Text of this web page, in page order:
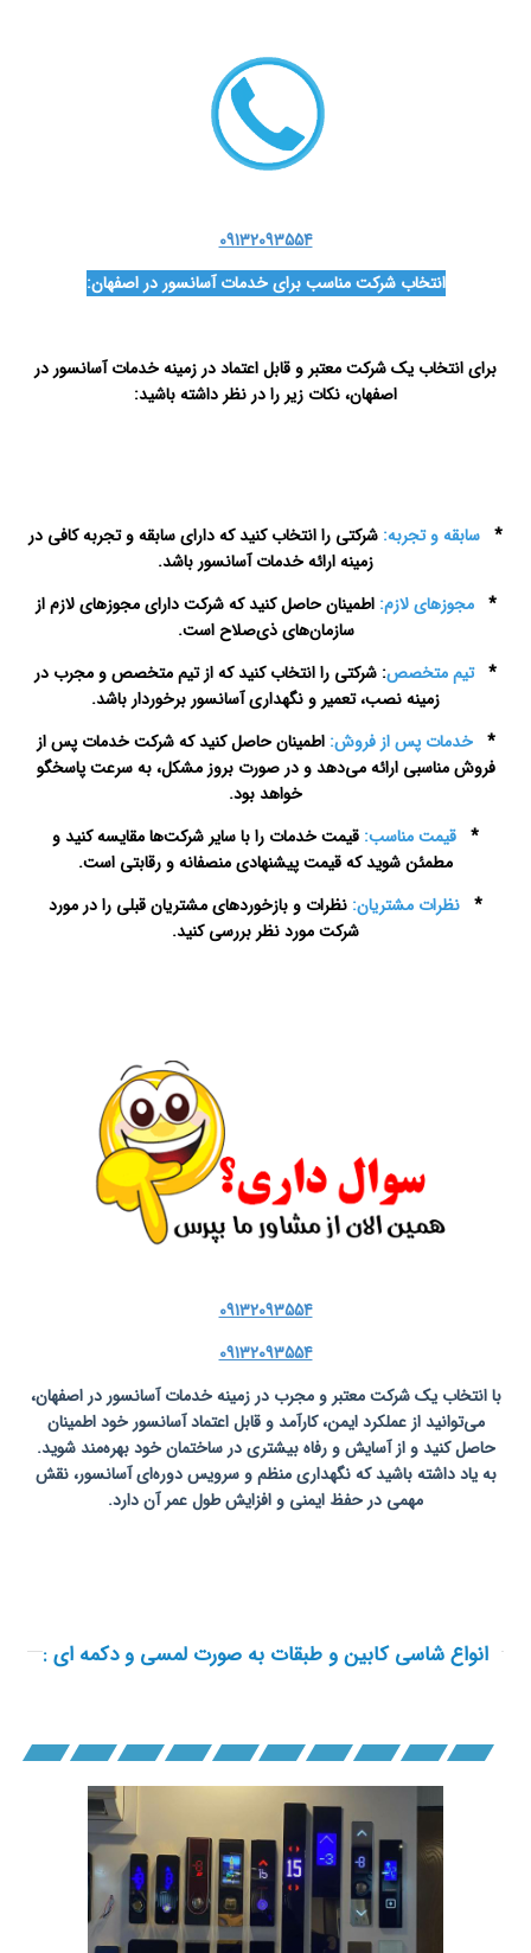
09132093554
انتخاب شرکت مناسب برای خدمات آسانسور در اصفهان:
برای انتخاب یک شرکت معتبر و قابل اعتماد در زمینه خدمات آسانسور در
اصفهان، نکات زیر را در نظر داشته باشید:
* سابقه و تجربه: شرکتی را انتخاب کنید که دارای سابقه و تجربه کافی در
زمینه ارائه خدمات آسانسور باشد.
*مجوزهای لازم:اطمینان حاصل کنید که شرکت دارای مجوزهای لازم از
سازمان‌های ذی‌صلاح است.
*تیم متخصص: شرکتی را انتخاب کنید که از تیم متخصص و مجرب در
زمینه نصب، تعمیر و نگهداری آسانسور برخوردار باشد.
*خدمات پس از فروش: اطمینان حاصل کنید که شرکت خدمات پس از
فروش مناسبی ارائه می‌دهد و در صورت بروز مشکل، به سرعت پاسخگو
خواهد بود.
* قیمت مناسب: قیمت خدمات را با سایر شرکت‌ها مقایسه کنید و
مطمئن شوید که قیمت پیشنهادی منصفانه و رقابتی است.
* نظرات مشتریان: نظرات و بازخوردهای مشتریان قبلی را در مورد
شرکت مورد نظر بررسی کنید.
09132093554
09132093554
با انتخاب یک شرکت معتبر و مجرب در زمینه خدمات آسانسور در اصفهان،
می‌توانید از عملکرد ایمن، کارآمد و قابل اعتماد آسانسور خود اطمینان
حاصل کنید و از آسایش و رفاه بیشتری در ساختمان خود بهره‌مند شوید.
به یاد داشته باشید که نگهداری منظم و سرویس دوره‌ای آسانسور، نقش
مهمی در حفظ ایمنی و افزایش طول عمر آن دارد.
انواع شاسی کابین و طبقات به صورت لمسی و دکمه ای :